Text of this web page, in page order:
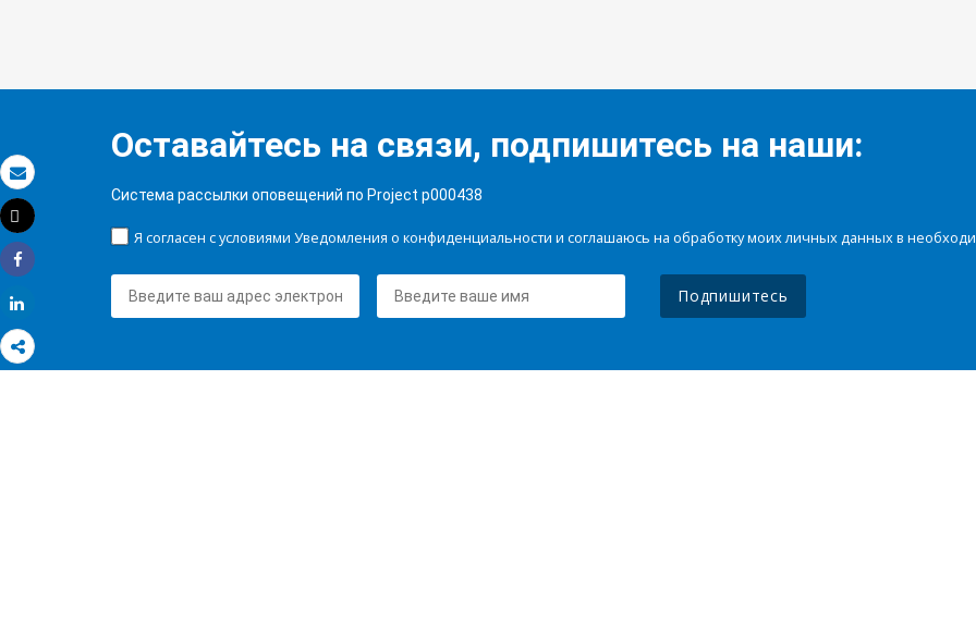
Электронная почта
Распечатать
Tweet
Share
Оставайтесь на связи, подпишитесь на наши:
Система рассылки оповещений по Project p000438
Я согласен с условиями Уведомления о конфиденциальности и соглашаюсь на обработку моих личных данных в
Подпишитесь